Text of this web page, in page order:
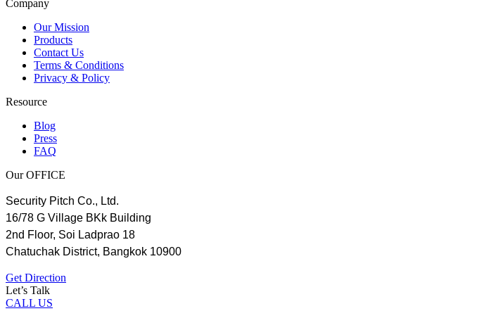
Company
Our Mission
Products
Contact Us
Terms & Conditions
Privacy & Policy
Resource
Blog
Press
FAQ
Our OFFICE
Security Pitch Co., Ltd.
16/78 G Village BKk Building
2nd Floor, Soi Ladprao 18
Chatuchak District, Bangkok 10900
Get Direction
Let’s Talk
CALL US